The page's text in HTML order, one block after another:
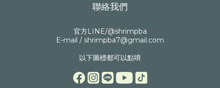
聯絡我們
官方LINE/@shrimpba
E-mail / shrimpba7@gmail.com
以下圖標都可以點唷